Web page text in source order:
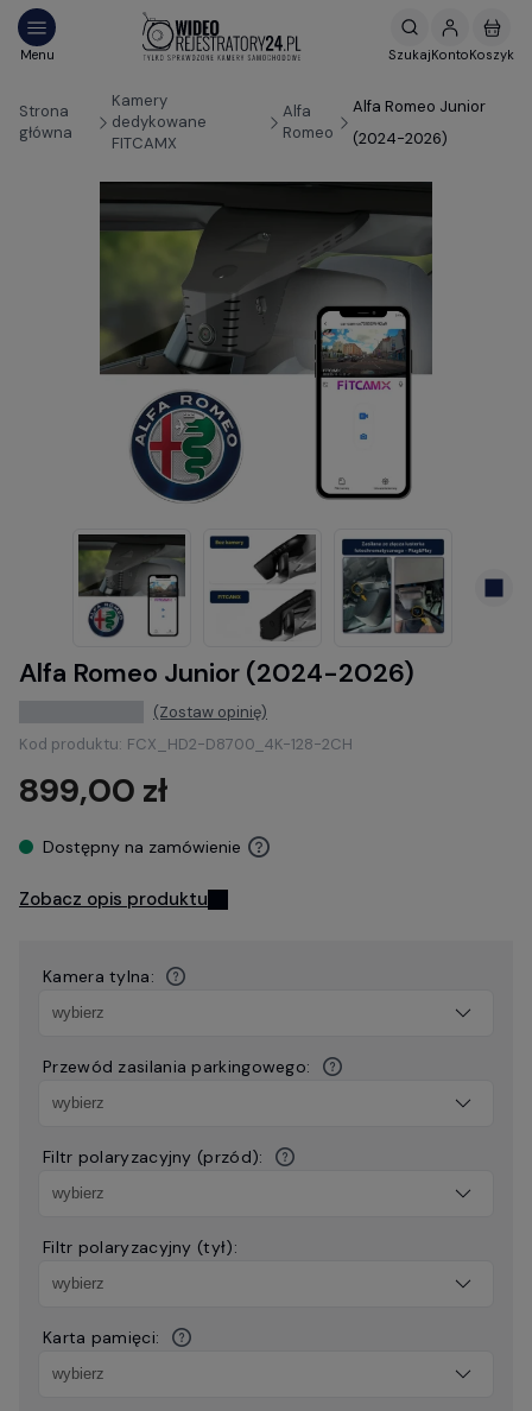
Strona
główna
Kamery
dedykowane
FITCAMX
Alfa
Romeo
Alfa Romeo Junior
(2024-2026)
Alfa Romeo Junior (2024-2026)
(Zostaw opinię)
Kod produktu: FCX_HD2-D8700_4K-128-2CH
899,00 zł
Dostępny na zamówienie
Zobacz opis produktu
Kamera tylna:
Przewód zasilania parkingowego:
Filtr polaryzacyjny (przód):
Filtr polaryzacyjny (tył):
Karta pamięci: